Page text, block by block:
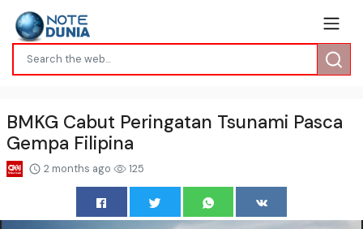
BMKG Cabut Peringatan Tsunami Pasca
Gempa Filipina
2 months ago 125